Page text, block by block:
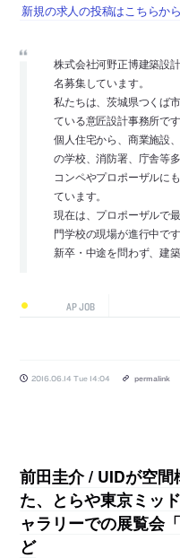
新規の求人の投稿はこちらか
株式会社河野正博建築設
名募集しています。
私たちは、茨城県つくば
ている意匠設計事務所です
個人住宅から、商業施設
の学校、消防署、庁舎等
コンペやプロポーザルに
ています。
現在は、プロポーザルで
門学校の現場が進行中です
新卒・中途を問わず、建
AP JOB
2016.06.14 Tue 14:04 permalink
前田圭介 / UIDが空間
た、とらや東京ミッ
ャラリーでの展覧会
ど